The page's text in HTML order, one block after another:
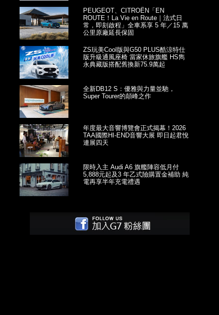
PEUGEOT、CITROËN「EN
ROUTE！La Vie en Route｜法式日
常，即刻啟程」全車系享 5 年／15 萬
公里原廠延長保固
ZS玩美Cool版與G50 PLUS酷涼特仕
版升級通風座椅 當家休旅旗艦 HS雋
永典藏版搭配舊換新75.9萬起
全新DB12 S：優雅與力量並馳，
Super Tourer的顛峰之作
年度最大音響博覽會正式揭幕！2026
TAA國際HI-END音響大展 即日起君悅
連展四天
限時入主 Audi A6 旗艦陣容低月付
5,888元起及3 年乙式險購置金補助 純
電再享半年充電禮遇